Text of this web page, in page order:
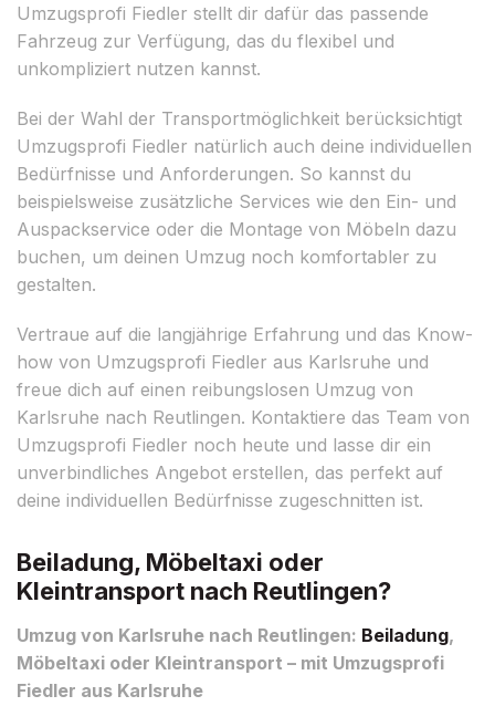
Umzugsprofi Fiedler stellt dir dafür das passende
Fahrzeug zur Verfügung, das du flexibel und
unkompliziert nutzen kannst.
Bei der Wahl der Transportmöglichkeit berücksichtigt
Umzugsprofi Fiedler natürlich auch deine individuellen
Bedürfnisse und Anforderungen. So kannst du
beispielsweise zusätzliche Services wie den Ein- und
Auspackservice oder die Montage von Möbeln dazu
buchen, um deinen Umzug noch komfortabler zu
gestalten.
Vertraue auf die langjährige Erfahrung und das Know-
how von Umzugsprofi Fiedler aus Karlsruhe und
freue dich auf einen reibungslosen Umzug von
Karlsruhe nach Reutlingen. Kontaktiere das Team von
Umzugsprofi Fiedler noch heute und lasse dir ein
unverbindliches Angebot erstellen, das perfekt auf
deine individuellen Bedürfnisse zugeschnitten ist.
Beiladung, Möbeltaxi oder
Kleintransport nach Reutlingen?
Umzug von Karlsruhe nach Reutlingen: Beiladung,
Möbeltaxi oder Kleintransport – mit Umzugsprofi
Fiedler aus Karlsruhe